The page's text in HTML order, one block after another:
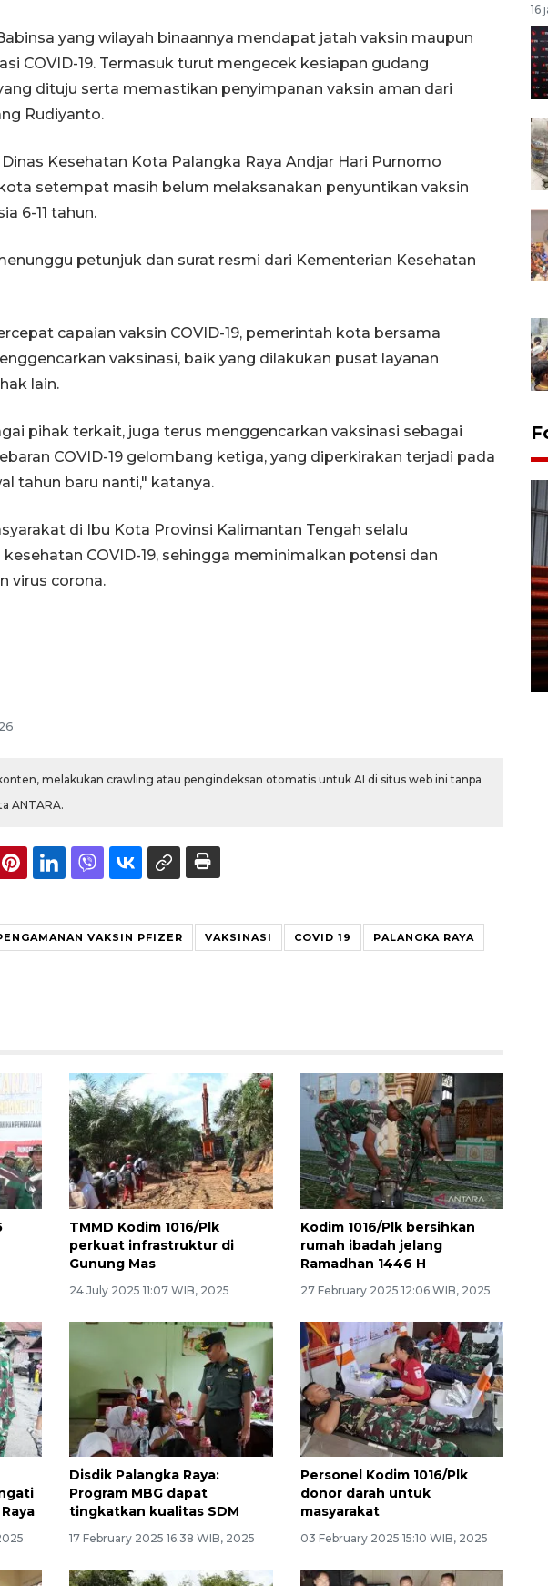
yang wilayah binaannya mendapat jatah vaksin maupun
COVID-19. Termasuk turut mengecek kesiapan gudang
dituju serta memastikan penyimpanan vaksin aman dari
Rudiyanto.
Kesehatan Kota Palangka Raya Andjar Hari Purnomo
setempat masih belum melaksanakan penyuntikan vaksin
6-11 tahun.
petunjuk dan surat resmi dari Kementerian Kesehatan
capaian vaksin COVID-19, pemerintah kota bersama
vaksinasi, baik yang dilakukan pusat layanan
lain.
pihak terkait, juga terus menggencarkan vaksinasi sebagai
COVID-19 gelombang ketiga, yang diperkirakan terjadi pada
tahun baru nanti," katanya.
di Ibu Kota Provinsi Kalimantan Tengah selalu
COVID-19, sehingga meminimalkan potensi dan
virus corona.
melakukan crawling atau pengindeksan otomatis untuk AI di situs web ini tanpa
ANTARA.
VAKSIN PFIZER VAKSINASI COVID 19 PALANGKA RAYA
TMMD Kodim 1016/Plk
perkuat infrastruktur di
Gunung Mas
24 July 2025 11:07 WIB, 2025
Kodim 1016/Plk bersihkan
rumah ibadah jelang
Ramadhan 1446 H
27 February 2025 12:06 WIB, 2025
Disdik Palangka Raya:
Program MBG dapat
tingkatkan kualitas SDM
17 February 2025 16:38 WIB, 2025
Personel Kodim 1016/Plk
donor darah untuk
masyarakat
03 February 2025 15:10 WIB, 2025
16